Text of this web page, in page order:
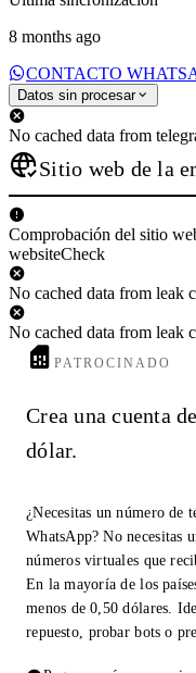
8 months ago
CONTACTO
Datos sin procesar
No cached data from
Sitio web de la
Comprobación del sitio
websiteCheck
No cached data from leak
No cached data from leak
PATROCINADO
Crea una cuenta
dólar.
¿Necesitas un número de
WhatsApp? No necesitas
números virtuales que
En la mayoría de los
menos de 0,50 dólares.
repuesto, probar bots o